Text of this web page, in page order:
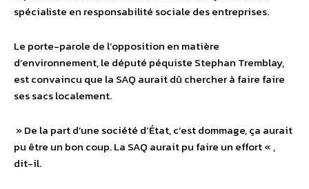
spécialiste en responsabilité sociale des entreprises.
Le porte-parole de l’opposition en matière
d’environnement, le député péquiste Stephan Tremblay,
est convaincu que la SAQ aurait dû chercher à faire faire
ses sacs localement.
» De la part d’une société d’État, c’est dommage, ça aurait
pu être un bon coup. La SAQ aurait pu faire un effort « ,
dit-il.